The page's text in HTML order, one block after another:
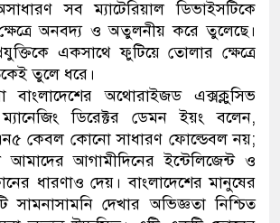
সব ম্যাটেরিয়াল ডিভাইসটিকে
অনবদ্য ও অতুলনীয় করে তুলেছে।
একসাথে ফুটিয়ে তোলার ক্ষেত্রে
তুলে ধরে।
অথোরাইজড এক্সক্লুসিভ
ম্যানেজিং ডিরেক্টর ডেমন ইয়ং বলেন,
কেবল কোনো সাধারণ ফোল্ডেবল নয়;
আগামীদিনের ইন্টেলিজেন্ট ও
ধারণাও দেয়। বাংলাদেশের মানুষের
দেখার অভিজ্ঞতা নিশ্চিত